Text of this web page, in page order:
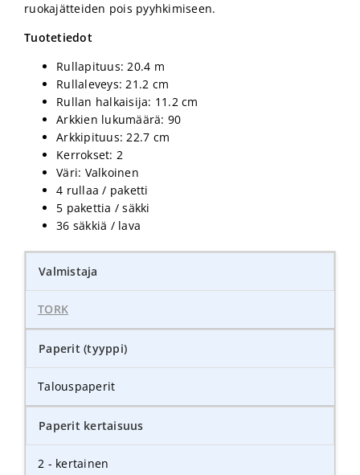
ruokajätteiden pois pyyhkimiseen.
Tuotetiedot
Rullapituus: 20.4 m
Rullaleveys: 21.2 cm
Rullan halkaisija: 11.2 cm
Arkkien lukumäärä: 90
Arkkipituus: 22.7 cm
Kerrokset: 2
Väri: Valkoinen
4 rullaa / paketti
5 pakettia / säkki
36 säkkiä / lava
Valmistaja
TORK
Paperit (tyyppi)
Talouspaperit
Paperit kertaisuus
2 - kertainen